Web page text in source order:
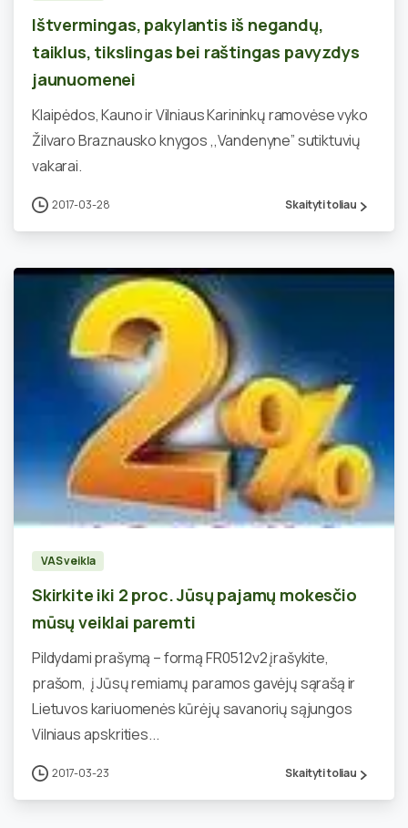
Ištvermingas, pakylantis iš negandų,
taiklus, tikslingas bei raštingas pavyzdys
jaunuomenei
Klaipėdos, Kauno ir Vilniaus Karininkų ramovėse vyko
Žilvaro Braznausko knygos ,,Vandenyne” sutiktuvių
vakarai.
2017-03-28 Skaityti toliau
0
VAS veikla
Skirkite iki 2 proc. Jūsų pajamų mokesčio
mūsų veiklai paremti
Pildydami prašymą – formą FR0512v2 įrašykite,
prašom, į Jūsų remiamų paramos gavėjų sąrašą ir
Lietuvos kariuomenės kūrėjų savanorių sąjungos
Vilniaus apskrities...
2017-03-23 Skaityti toliau